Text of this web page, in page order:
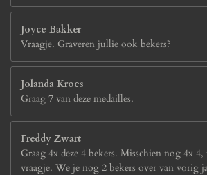
Joyce Bakker
Vraagje. Graveren jullie ook bekers?
Jolanda Kroes
Graag 7 van deze medailles.
Freddy Zwart
Graag 4x deze 4 bekers. Misschien nog 4x 4,
vraagje. We je nog 2 bekers over van vorig